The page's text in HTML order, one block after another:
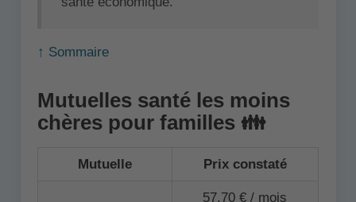
↑ Sommaire
Mutuelles santé les moins
chères pour familles 👪
Mutuelle Prix constaté
57,70 € / mois